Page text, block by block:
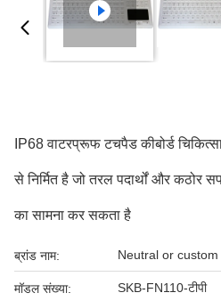
IP68 वाटरप्रूफ टचपैड कीबोर्ड
से निर्मित है जो तरल पदार्थों और
का सामना कर सकता है
ब्रांड नाम: Neutral or custom
मॉडल संख्या: SKB-FN110-टीपी